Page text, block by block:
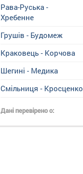
Рава-Руська -
Хребенне
Грушів - Будомеж
Краковець - Корчова
Шегині - Медика
Смільниця - Кросценко
Дані перевірено о: